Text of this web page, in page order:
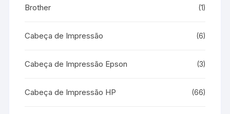
Brother (1)
Cabeça de Impressão (6)
Cabeça de Impressão Epson (3)
Cabeça de Impressão HP (66)